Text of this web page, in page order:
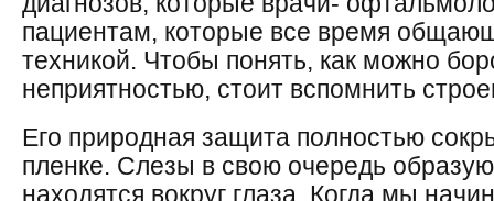
пациентам, которые все время
техникой. Чтобы понять, как можно
неприятностью, стоит вспомнить
Его природная защита полностью
пленке. Слезы в свою очередь
находятся вокруг глаза. Когда мы